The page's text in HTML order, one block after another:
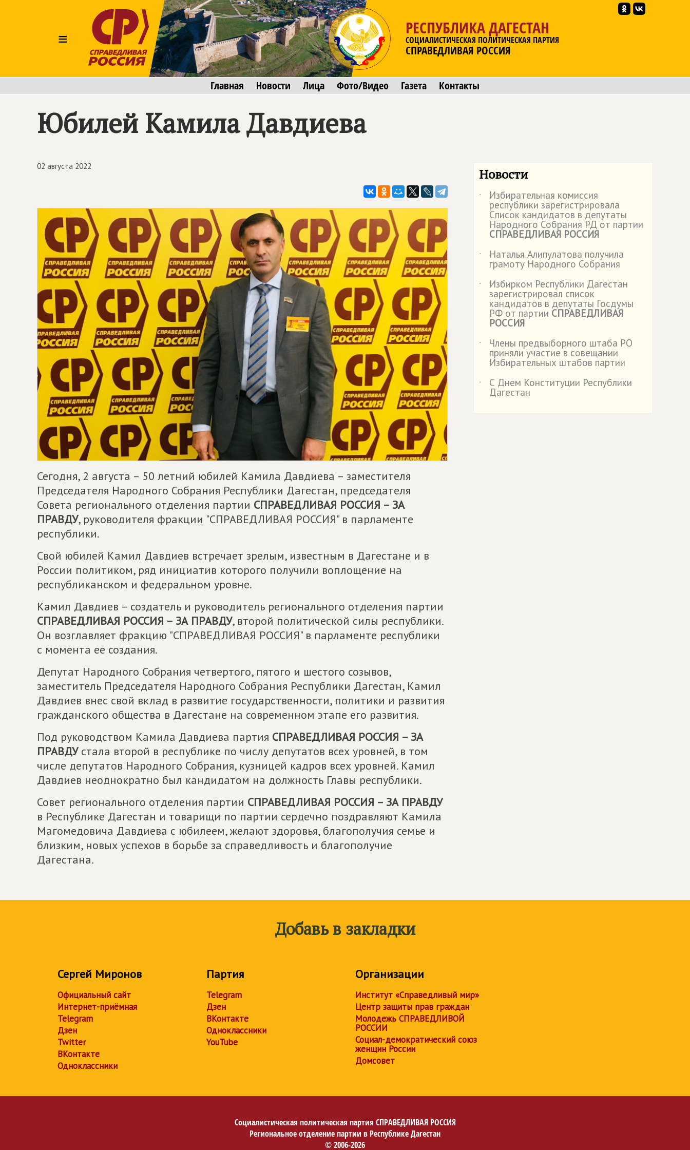
≡
РЕСПУБЛИКА ДАГЕСТАН
СОЦИАЛИСТИЧЕСКАЯ ПОЛИТИЧЕСКАЯ ПАРТИЯ
СПРАВЕДЛИВАЯ РОССИЯ
Главная Новости Лица Фото/Видео Газета Контакты
Юбилей Камила Давдиева
02 августа 2022
Сегодня, 2 августа – 50 летний юбилей Камила Давдиева – заместителя
Председателя Народного Собрания Республики Дагестан, председателя
Совета регионального отделения партии СПРАВЕДЛИВАЯ РОССИЯ – ЗА
ПРАВДУ, руководителя фракции "СПРАВЕДЛИВАЯ РОССИЯ" в парламенте
республики.
Свой юбилей Камил Давдиев встречает зрелым, известным в Дагестане и в
России политиком, ряд инициатив которого получили воплощение на
республиканском и федеральном уровне.
Камил Давдиев – создатель и руководитель регионального отделения партии
СПРАВЕДЛИВАЯ РОССИЯ – ЗА ПРАВДУ, второй политической силы республики.
Он возглавляет фракцию "СПРАВЕДЛИВАЯ РОССИЯ" в парламенте республики
с момента ее создания.
Депутат Народного Собрания четвертого, пятого и шестого созывов,
заместитель Председателя Народного Собрания Республики Дагестан, Камил
Давдиев внес свой вклад в развитие государственности, политики и развития
гражданского общества в Дагестане на современном этапе его развития.
Под руководством Камила Давдиева партия СПРАВЕДЛИВАЯ РОССИЯ – ЗА
ПРАВДУстала второй в республике по числу депутатов всех уровней, в том
числе депутатов Народного Собрания, кузницей кадров всех уровней. Камил
Давдиев неоднократно был кандидатом на должность Главы республики.
Совет регионального отделения партии СПРАВЕДЛИВАЯ РОССИЯ – ЗА ПРАВДУ
в Республике Дагестан и товарищи по партии сердечно поздравляют Камила
Магомедовича Давдиева с юбилеем, желают здоровья, благополучия семье и
близким, новых успехов в борьбе за справедливость и благополучие
Дагестана.
Новости
˙ Избирательная комиссия
республики зарегистрировала
Список кандидатов в депутаты
Народного Собрания РД от партии
СПРАВЕДЛИВАЯ РОССИЯ
˙
Наталья Алипулатова получила
грамоту Народного Собрания
˙
Избирком Республики Дагестан
зарегистрировал список
кандидатов в депутаты Госдумы
РФ от партии СПРАВЕДЛИВАЯ
РОССИЯ
˙
Члены предвыборного штаба РО
приняли участие в совещании
Избирательных штабов партии
˙
С Днем Конституции Республики
Дагестан
Добавь в закладки
Сергей Миронов
Официальный сайт
Интернет-приёмная
Telegram
Дзен
Twitter
ВКонтакте
Одноклассники
Партия
Telegram
Дзен
ВКонтакте
Одноклассники
YouTube
Организации
Институт «Справедливый мир»
Центр защиты прав граждан
Молодежь СПРАВЕДЛИВОЙ
РОССИИ
Социал-демократический союз
женщин России
Домсовет
Социалистическая политическая партия СПРАВЕДЛИВАЯ РОССИЯ
Региональное отделение партии в Республике Дагестан
© 2006-2026